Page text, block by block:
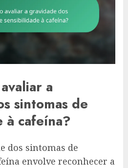
a
sintomas de
à cafeína?
dos sintomas de
envolve reconhecer a